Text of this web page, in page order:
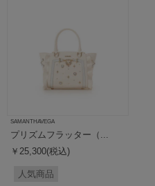
SAMANTHAVEGA
プリズムフラッター（...
￥25,300(税込)
人気商品